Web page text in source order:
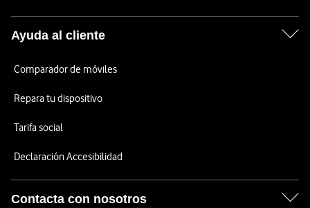
Ayuda al cliente
Comparador de móviles
Repara tu dispositivo
Tarifa social
Declaración Accesibilidad
Contacta con nosotros